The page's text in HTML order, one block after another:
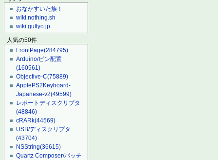
おなかすいた族！
wiki.nothing.sh
wiki.guttyo.jp
人気の50件
FrontPage(284795)
Arduino/ピン配置
(160561)
Objective-C(75889)
ApplePS2Keyboard-
Japanese-v2(49599)
レポートディスクリプタ
(48846)
cRARk(44569)
USB/ディスクリプタ
(43704)
NSString(36615)
Quartz Composer/パッチ